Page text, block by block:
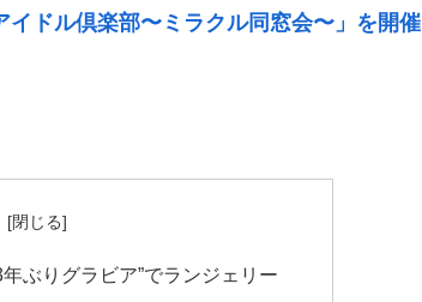
ドル倶楽部〜ミラクル同窓会〜」を開催
年ぶりグラビア”でランジェリー